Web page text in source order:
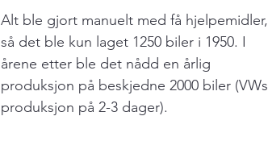
Alt ble gjort manuelt med få hjelpemidler,
så det ble kun laget 1250 biler i 1950. I
årene etter ble det nådd en årlig
produksjon på beskjedne 2000 biler (VWs
produksjon på 2-3 dager).